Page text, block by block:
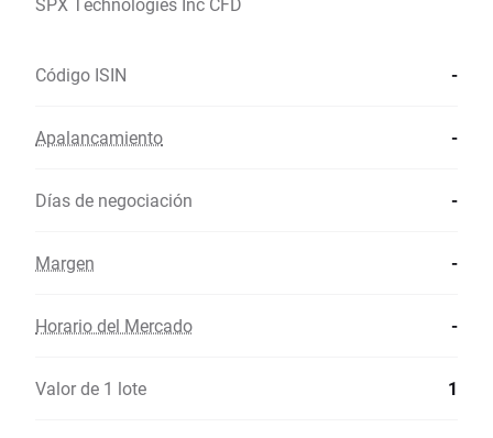
Código ISIN -
Apalancamiento -
Días de negociación -
Margen -
Horario del Mercado -
Valor de 1 lote 1